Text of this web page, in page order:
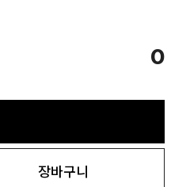
0
장바구니